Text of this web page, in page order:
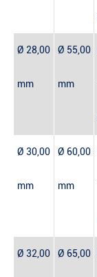
Ø 28,00
mm
Ø 55,00
mm
Ø 30,00
mm
Ø 60,00
mm
Ø 32,00 Ø 65,00